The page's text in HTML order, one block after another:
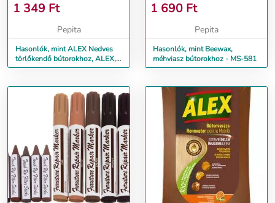
30 DB
1 349 Ft
Pepita
Hasonlók, mint ALEX Nedves
törlőkendő bútorokhoz, ALEX,
30 db
1 690 Ft
Pepita
Hasonlók, mint Beewax,
méhviasz bútorokhoz - MS-581